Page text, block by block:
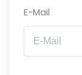
E-Mail